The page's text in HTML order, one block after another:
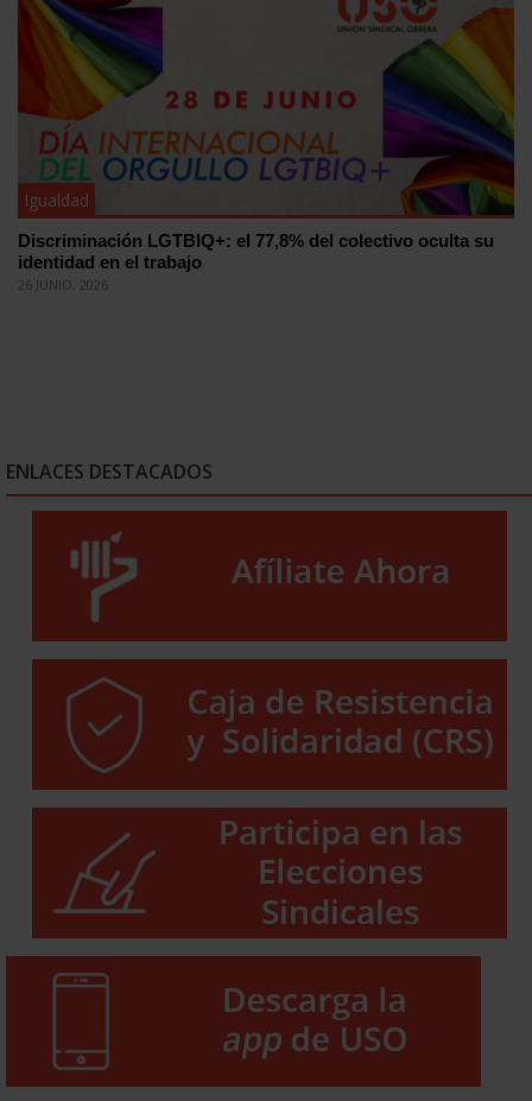
Igualdad
Discriminación LGTBIQ+: el 77,8% del colectivo oculta su
identidad en el trabajo
26 JUNIO, 2026
ENLACES DESTACADOS